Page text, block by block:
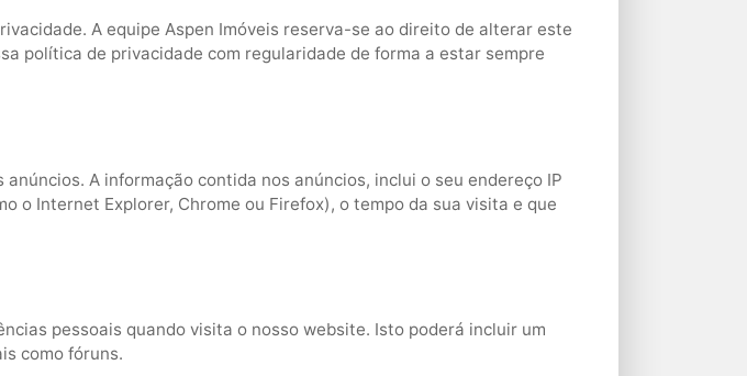
A equipe Aspen Imóveis reserva-se ao direito de alterar este
política de privacidade com regularidade de forma a estar sempre
A informação contida nos anúncios, inclui o seu endereço IP
o Internet Explorer, Chrome ou Firefox), o tempo da sua visita e que
pessoais quando visita o nosso website. Isto poderá incluir um
como fóruns.